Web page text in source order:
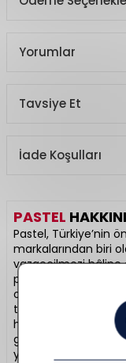
Yorumlar
Tavsiye Et
İade Koşulları
PASTEL
Pastel, Türkiye’nin
markalarından biri
vazgeçilmezi hâline
paletleri, mat ve likit
ojeler yer alır.
trend tonlarıyla
her yaştan
güvenli bir makyaj
yenilikçi bir güzellik